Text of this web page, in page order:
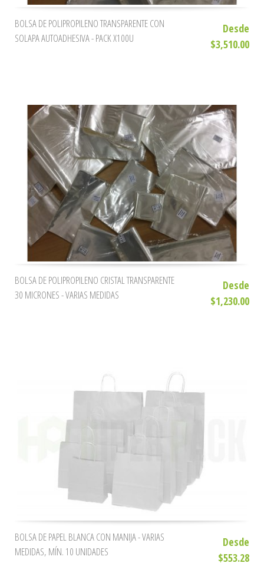
BOLSA DE POLIPROPILENO TRANSPARENTE CON
SOLAPA AUTOADHESIVA - PACK X100U
Desde
$3,510.00
BOLSA DE POLIPROPILENO CRISTAL TRANSPARENTE
30 MICRONES - VARIAS MEDIDAS
Desde
$1,230.00
BOLSA DE PAPEL BLANCA CON MANIJA - VARIAS
MEDIDAS, MÍN. 10 UNIDADES
Desde
$553.28